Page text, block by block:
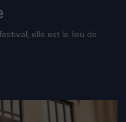
elle est le lieu de